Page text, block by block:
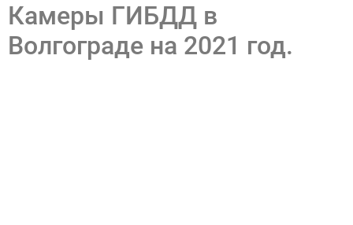
Камеры ГИБДД в
Волгограде на 2021 год.